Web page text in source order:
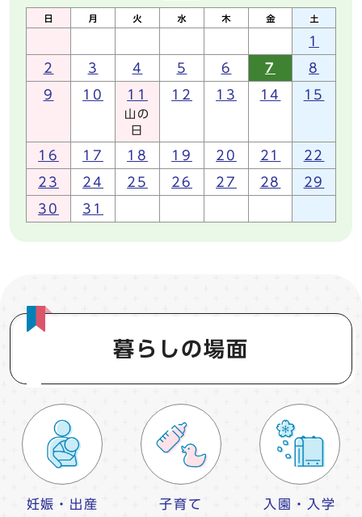
1
2 3 4 5 6 7 8
9 10 11
山の
日
12 13 14 15
16 17 18 19 20 21 22
23 24 25 26 27 28 29
30 31
暮らしの場面
妊娠・出産 子育て 入園・入学